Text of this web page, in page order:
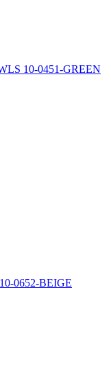
10-0451-GREEN
0652-BEIGE